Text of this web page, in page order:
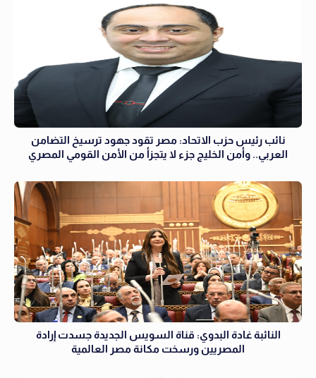
نائب رئيس حزب الاتحاد: مصر تقود جهود ترسيخ التضامن
العربي.. وأمن الخليج جزء لا يتجزأ من الأمن القومي المصري
النائبة غادة البدوي: قناة السويس الجديدة جسدت إرادة
المصريين ورسخت مكانة مصر العالمية